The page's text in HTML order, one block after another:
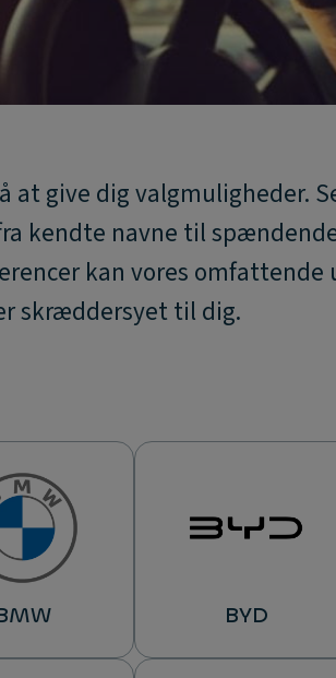
at give dig valgmuligheder.
kendte navne til
kan vores
skræddersyet til dig.
BYD